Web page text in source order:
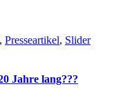
, Presseartikel, Slider
Jahre lang???